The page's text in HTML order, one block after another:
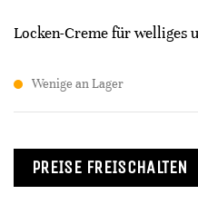
Locken-Creme für welliges
Wenige an Lager
PREISE FREISCHALTEN